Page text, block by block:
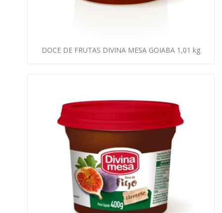
DOCE DE FRUTAS DIVINA MESA GOIABA 1,01 kg